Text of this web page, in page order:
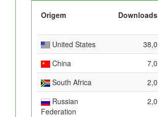
Origem Downloads
United States
38,0
China
7,0
South Africa
2,0
Russian
Federation
2,0